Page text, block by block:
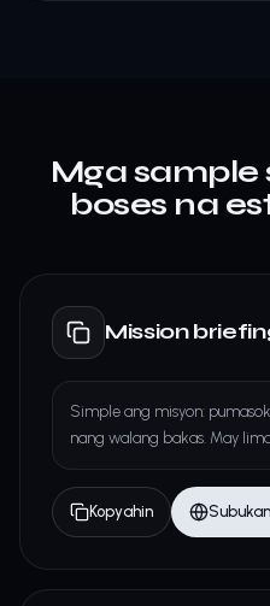
Mga sample
boses na
Mission
Simple ang misyon:
nang walang bakas. May
Kopyahin